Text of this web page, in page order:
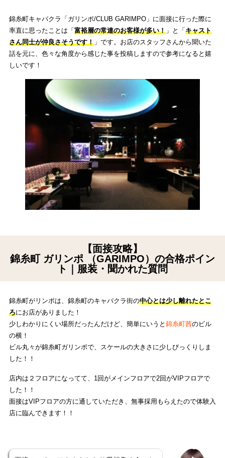
錦糸町キャバクラ「ガリンポ/CLUB GARIMPO」に面接に行った際に
率直に思ったことは「富裕層の常連のお客様が多い！」と「キャスト
さん同士が仲良さそうです！」です。お店のスタッフさんから聞いた
話を元に、色々な角度から感じた事を投稿しますので参考になると嬉
しいです！
【面接攻略】
錦糸町 ガリンポ （GARIMPO）の合格ポイン
ト｜服装・聞かれた質問
錦糸町がリンポは、錦糸町のキャバクラ街の中心とは少し離れたとこ
ろにお店がありました！
少しわかりにくい場所だったんだけど、簡単にいうと 錦糸町茜のビル
の横！
ビル丸々が錦糸町ガリンポで、スケールの大きさに少しびっくりしま
した！！
店内は２フロアになってて、1回がメインフロアで2回がVIPフロアで
した！！
面接はVIPフロアの方に通していただき、無事採用もらえたので体験入
店に臨んできます！！